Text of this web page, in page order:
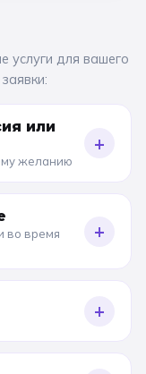
услуги для вашего
или
желанию
+
во время
+
+